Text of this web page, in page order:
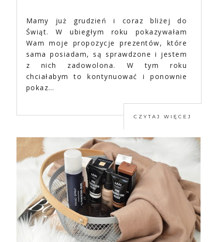
Mamy już grudzień i coraz bliżej do
Świąt. W ubiegłym roku pokazywałam
Wam moje propozycje prezentów, które
sama posiadam, są sprawdzone i jestem
z nich zadowolona. W tym roku
chciałabym to kontynuować i ponownie
pokaz…
CZYTAJ WIĘCEJ